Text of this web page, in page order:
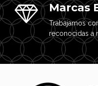
Marcas
Trabajamos
reconocidas a